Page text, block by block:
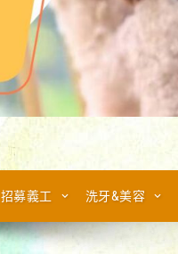
招募義工 洗牙&美容